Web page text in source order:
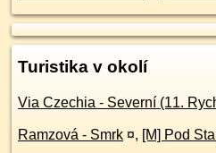
Turistika v okolí
Via Czechia - Severní (11.
Ramzová - Smrk ¤, [M] Pod